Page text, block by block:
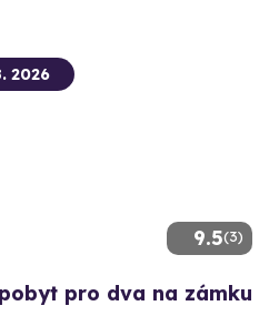
9.5(3)
2026
pro dva na zámku